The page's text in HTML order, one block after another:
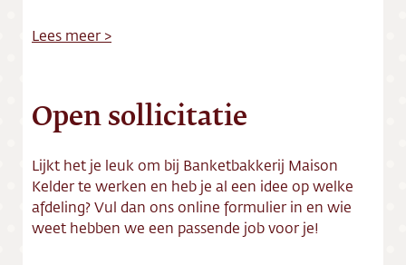
Lees meer >
Open sollicitatie
Lijkt het je leuk om bij Banketbakkerij Maison
Kelder te werken en heb je al een idee op welke
afdeling? Vul dan ons online formulier in en wie
weet hebben we een passende job voor je!